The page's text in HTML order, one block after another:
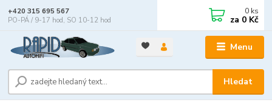
Menu
Hledat
+420 315 695 567
PO-PÁ / 9-17 hod, SO 10-12 hod
0 ks
za 0 Kč